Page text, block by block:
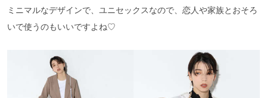
ミニマルなデザインで、ユニセックスなので、恋人や家族とおそろ
いで使うのもいいですよね♡